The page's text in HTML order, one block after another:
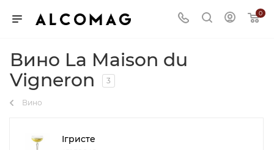
0
Вино La Maison du
Vigneron
3
Вино
Ігристе